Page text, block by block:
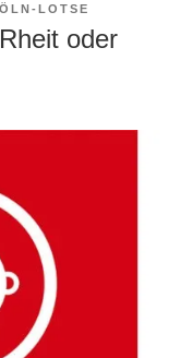
LOTSE
oder